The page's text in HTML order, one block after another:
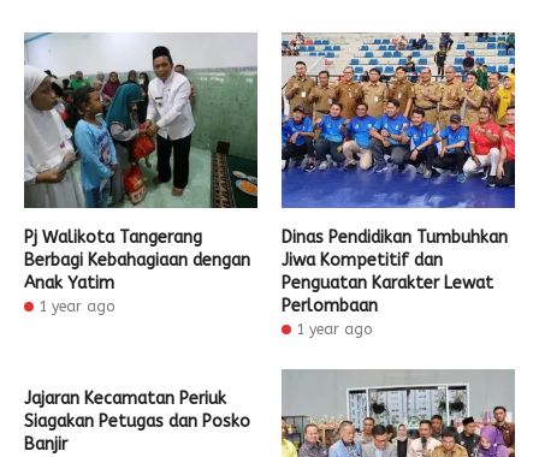
Pj Walikota Tangerang
Berbagi Kebahagiaan dengan
Anak Yatim
1 year ago
Dinas Pendidikan Tumbuhkan
Jiwa Kompetitif dan
Penguatan Karakter Lewat
Perlombaan
1 year ago
Jajaran Kecamatan Periuk
Siagakan Petugas dan Posko
Banjir